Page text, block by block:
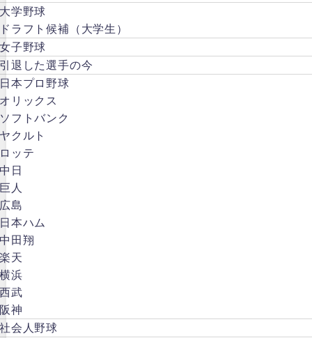
学野球
ラフト候補（大学生）
子野球
退した選手の今
本プロ野球
リックス
フトバンク
クルト
ッテ
日
人
島
本ハム
田翔
天
浜
武
神
会人野球